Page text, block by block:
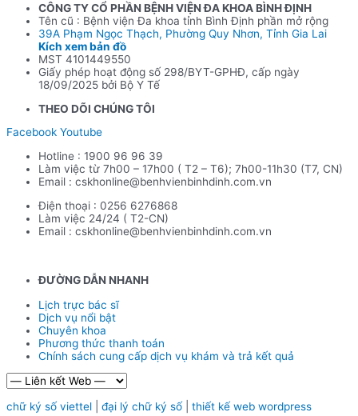
CÔNG TY CỔ PHẦN BỆNH VIỆN ĐA KHOA BÌNH ĐỊNH
Tên cũ : Bệnh viện Đa khoa tỉnh Bình Định phần mở rộng
39A Phạm Ngọc Thạch, Phường Quy Nhơn, Tỉnh Gia Lai
Kích xem bản đồ
MST 4101449550
Giấy phép hoạt động số 298/BYT-GPHĐ, cấp ngày
18/09/2025 bởi Bộ Y Tế
THEO DÕI CHÚNG TÔI
Facebook Youtube
Hotline : 1900 96 96 39
Làm việc từ 7h00 – 17h00 ( T2 – T6); 7h00-11h30 (T7, CN)
Email : cskhonline@benhvienbinhdinh.com.vn
Điện thoại : 0256 6276868
Làm việc 24/24 ( T2-CN)
Email : cskhonline@benhvienbinhdinh.com.vn
ĐƯỜNG DẪN NHANH
Lịch trực bác sĩ
Dịch vụ nổi bật
Chuyên khoa
Phương thức thanh toán
Chính sách cung cấp dịch vụ khám và trả kết quả
chữ ký số viettel đại lý chữ ký số
thiết kế web wordpress